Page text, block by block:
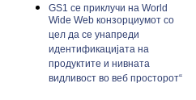
GS1 се приклучи на World
Wide Web конзорциумот со
цел да се унапреди
идентификацијата на
продуктите и нивната
видливост во веб просторот“